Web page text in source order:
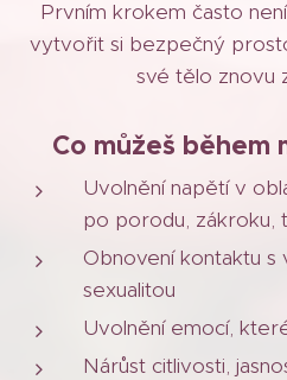
Prvním krokem často
vytvořit si bezpečný
své tělo znovu
Co můžeš během
Uvolnění napětí v
po porodu, zákroku,
Obnovení kontaktu s
sexualitou
Uvolnění emocí,
Nárůst citlivosti,